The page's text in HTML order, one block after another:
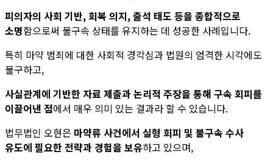
피의자의 사회 기반, 회복 의지, 출석 태도 등을 종합적으로
소명함으로써 불구속 상태를 유지하는 데 성공한 사례입니다.
특히 마약 범죄에 대한 사회적 경각심과 법원의 엄격한 시각에도
불구하고,
사실관계에 기반한 자료 제출과 논리적 주장을 통해 구속 회피를
이끌어낸 점에서 매우 의미 있는 결과라 할 수 있습니다.
법무법인 오현은 마약류 사건에서 실형 회피 및 불구속 수사
유도에 필요한 전략과 경험을 보유하고 있으며,